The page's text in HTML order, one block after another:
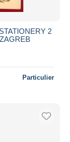
2
Particulier